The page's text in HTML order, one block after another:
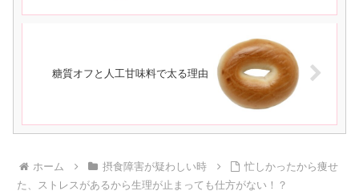
糖質オフと人工甘味料で太る理由
ホーム 摂食障害が疑わしい時
忙しかったから痩せ
た、ストレスがあるから生理が止まっても仕方がない！？